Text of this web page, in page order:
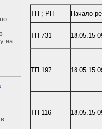
на
ТП ; РП Начало
ТП 731 18.05.15
ТП 197 18.05.15
ТП 116 18.05.15